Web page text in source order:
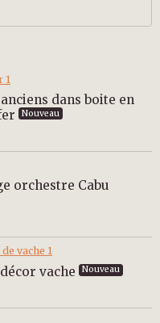
dans boite en
Nouveau
orchestre Cabu
vache Nouveau